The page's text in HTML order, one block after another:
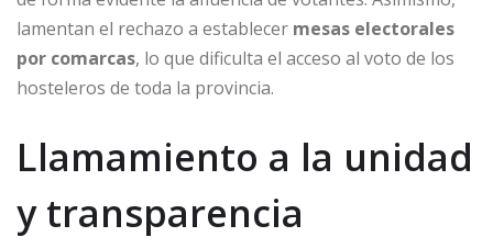
lamentan el rechazo a establecer mesas electorales
por comarcas, lo que dificulta el acceso al voto de los
hosteleros de toda la provincia.
Llamamiento a la unidad
y transparencia